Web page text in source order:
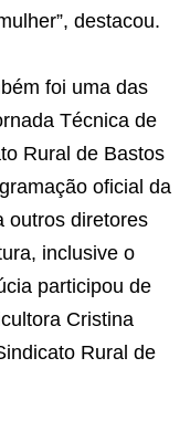
destacou.
foi uma das
Técnica de
Rural de Bastos
oficial da
outros diretores
inclusive o
participou de
Cristina
Rural de